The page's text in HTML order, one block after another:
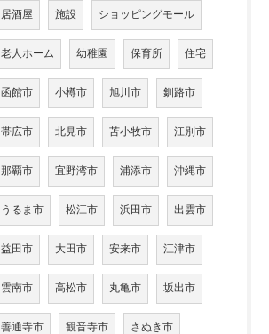
居酒屋 施設 ショッピングモール
老人ホーム 幼稚園 保育所 住宅
函館市 小樽市 旭川市 釧路市
帯広市 北見市 苫小牧市 江別市
那覇市 宜野湾市 浦添市 沖縄市
うるま市 松江市 浜田市 出雲市
益田市 大田市 安来市 江津市
雲南市 高松市 丸亀市 坂出市
善通寺市 観音寺市 さぬき市